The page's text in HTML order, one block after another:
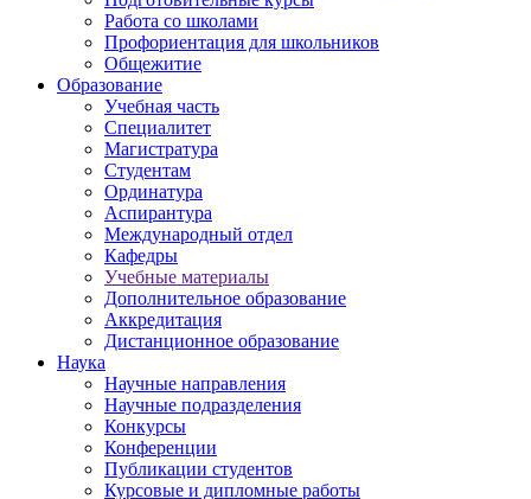
Работа со школами
Профориентация для школьников
Общежитие
Образование
Учебная часть
Специалитет
Магистратура
Студентам
Ординатура
Аспирантура
Международный отдел
Кафедры
Учебные материалы
Дополнительное образование
Аккредитация
Дистанционное образование
Наука
Научные направления
Научные подразделения
Конкурсы
Конференции
Публикации студентов
Курсовые и дипломные работы